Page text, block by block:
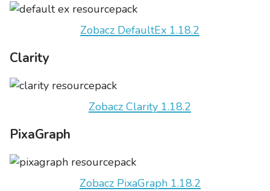
Zobacz DefaultEx 1.18.2
Clarity
Zobacz Clarity 1.18.2
PixaGraph
Zobacz PixaGraph 1.18.2